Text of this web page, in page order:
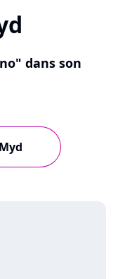
dans son